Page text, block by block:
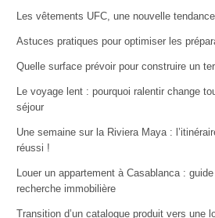
Les vêtements UFC, une nouvelle
Astuces pratiques pour optimiser les
Quelle surface prévoir pour construire un
Le voyage lent : pourquoi ralentir change
séjour
Une semaine sur la Riviera Maya :
réussi !
Louer un appartement à Casablanca :
recherche immobilière
Transition d’un catalogue produit vers une